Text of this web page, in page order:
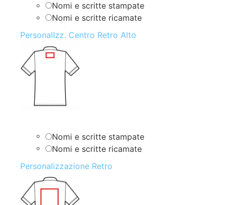
Nomi e scritte stampate
Nomi e scritte ricamate
PersonalIzz. Centro Retro Alto
Nomi e scritte stampate
Nomi e scritte ricamate
Personalizzazione Retro